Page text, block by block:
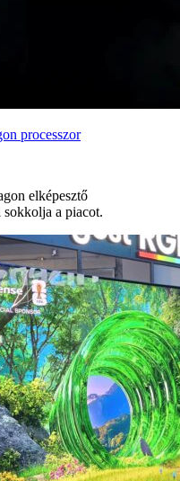
processzor
elképesztő
sokkolja a piacot.